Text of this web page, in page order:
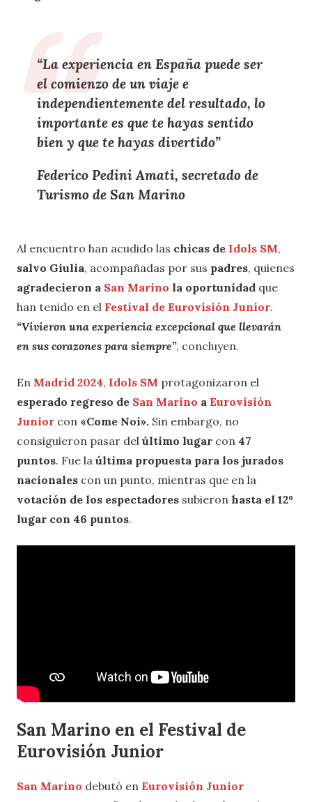
“La experiencia en España puede ser
el comienzo de un viaje e
independientemente del resultado, lo
importante es que te hayas sentido
bien y que te hayas divertido”
Federico Pedini Amati, secretado de
Turismo de San Marino
Al encuentro han acudido las chicas de Idols SM,
salvo Giulia, acompañadas por sus padres, quienes
agradecieron a San Marino la oportunidad que
han tenido en el Festival de Eurovisión Junior.
“Vivieron una experiencia excepcional que llevarán
en sus corazones para siempre”, concluyen.
En Madrid 2024, Idols SM protagonizaron el
esperado regreso de San Marino a Eurovisión
Junior con «Come Noi». Sin embargo, no
consiguieron pasar del último lugar con 47
puntos. Fue la última propuesta para los jurados
nacionales con un punto, mientras que en la
votación de los espectadores subieron hasta el 12º
lugar con 46 puntos.
San Marino en el Festival de
Eurovisión Junior
San Marino debutó en Eurovisión Junior